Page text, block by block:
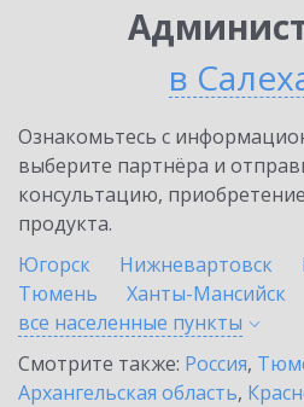
в
Ознакомьтесь с
выберите партнёра и
консультацию,
продукта.
Югорск
Нижневартовск
Тюмень
Ханты-Мансийск
все населенные пункты
Смотрите также: Россия,
Архангельская область,